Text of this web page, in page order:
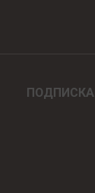
ПОДПИСКА